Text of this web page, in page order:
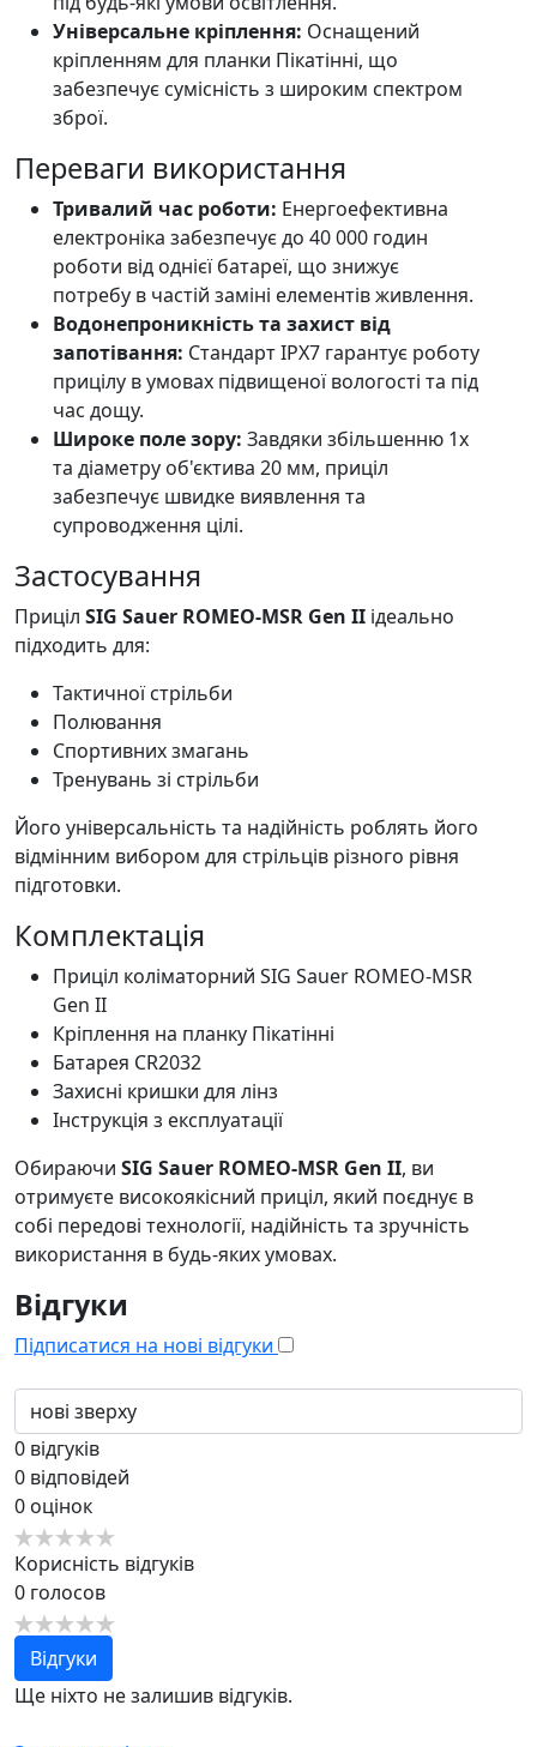
Універсальне кріплення: Оснащений
кріпленням для планки Пікатінні, що
забезпечує сумісність з широким спектром
зброї.
Переваги використання
Тривалий час роботи: Енергоефективна
електроніка забезпечує до 40 000 годин
роботи від однієї батареї, що знижує
потребу в частій заміні елементів живлення.
Водонепроникність та захист від
запотівання: Стандарт IPX7 гарантує роботу
прицілу в умовах підвищеної вологості та під
час дощу.
Широке поле зору: Завдяки збільшенню 1x
та діаметру об'єктива 20 мм, приціл
забезпечує швидке виявлення та
супроводження цілі.
Застосування
Приціл SIG Sauer ROMEO-MSR Gen II ідеально
підходить для:
Тактичної стрільби
Полювання
Спортивних змагань
Тренувань зі стрільби
Його універсальність та надійність роблять його
відмінним вибором для стрільців різного рівня
підготовки.
Комплектація
Приціл коліматорний SIG Sauer ROMEO-MSR
Gen II
Кріплення на планку Пікатінні
Батарея CR2032
Захисні кришки для лінз
Інструкція з експлуатації
Обираючи SIG Sauer ROMEO-MSR Gen II, ви
отримуєте високоякісний приціл, який поєднує в
собі передові технології, надійність та зручність
використання в будь-яких умовах.
Відгуки
Підписатися на нові відгуки
0 відгуків
0 відповідей
0 оцінок
Корисність відгуків
0 голосов
Відгуки
Ще ніхто не залишив відгуків.